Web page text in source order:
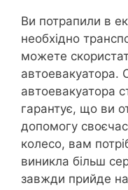
Ви потрапили в
необхідно
можете
автоевакуатора.
автоевакуатора
гарантує, що ви
допомогу
колесо, вам
виникла більш
завжди прийде